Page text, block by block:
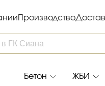
Производство
Бетон ЖБИ